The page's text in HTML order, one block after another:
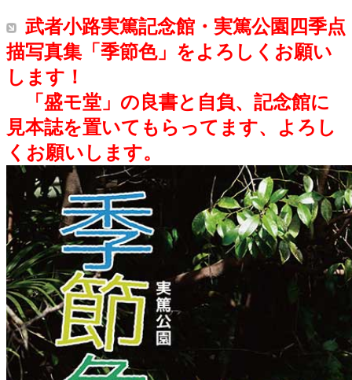
武者小路実篤記念館・実篤公園四季点
描写真集「季節色」をよろしくお願い
します ！
「盛モ堂」の良書と自負、記念館に
見本誌を置いてもらってます、よろし
くお願いします。